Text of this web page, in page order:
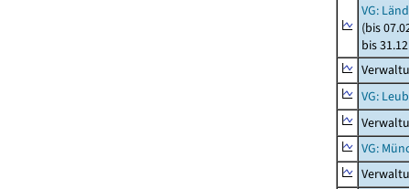
VG:
(bis
bis
VG:
VG: